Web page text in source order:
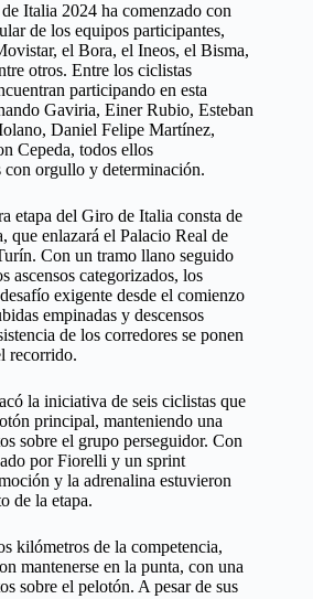
Italia 2024 ha comenzado con
de los equipos participantes,
el Bora, el Ineos, el Bisma,
otros. Entre los ciclistas
participando en esta
Gaviria, Einer Rubio, Esteban
Daniel Felipe Martínez,
Cepeda, todos ellos
con orgullo y determinación.
etapa del Giro de Italia consta de
que enlazará el Palacio Real de
Con un tramo llano seguido
ascensos categorizados, los
exigente desde el comienzo
empinadas y descensos
de los corredores se ponen
recorrido.
la iniciativa de seis ciclistas que
principal, manteniendo una
sobre el grupo perseguidor. Con
por Fiorelli y un sprint
y la adrenalina estuvieron
de la etapa.
kilómetros de la competencia,
mantenerse en la punta, con una
sobre el pelotón. A pesar de sus